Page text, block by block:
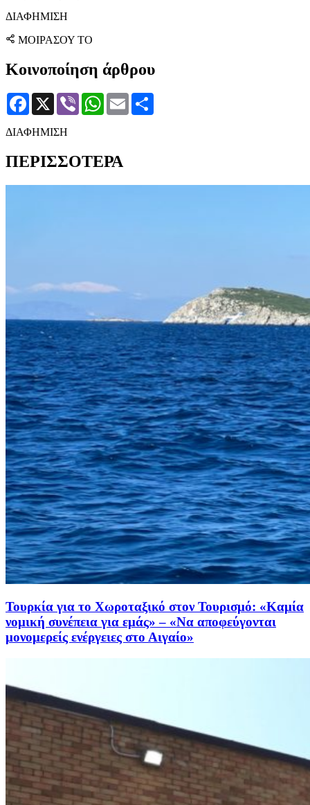
ΔΙΑΦΗΜΙΣΗ
ΜΟΙΡΑΣΟΥ ΤΟ
Κοινοποίηση άρθρου
Facebook
X Viber WhatsApp
Email
ΔΙΑΦΗΜΙΣΗ
ΠΕΡΙΣΣΟΤΕΡΑ
Τουρκία για το Χωροταξικό στον Τουρισμό: «Καμία
νομική συνέπεια για εμάς» – «Να αποφεύγονται
μονομερείς ενέργειες στο Αιγαίο»